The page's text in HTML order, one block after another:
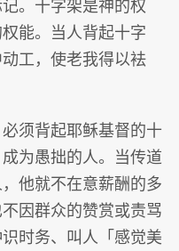
。十字架是神的权
能。当人背起十字
工，使老我得以袪
须背起耶稣基督的十
为愚拙的人。当传道
他就不在意薪酬的多
因群众的赞赏或责骂
时务、叫人「感觉美